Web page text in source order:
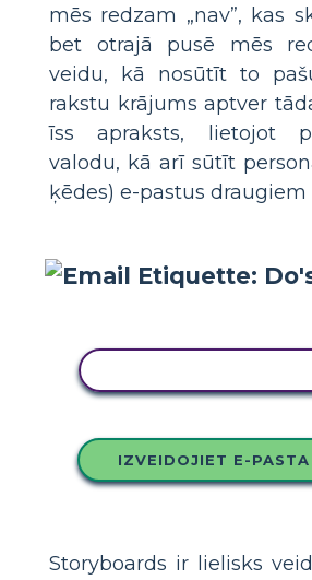
mēs redzam „nav”, kas
bet otrajā pusē mēs
veidu, kā nosūtīt to
rakstu krājums aptver
īss apraksts, lietojot
valodu, kā arī sūtīt
ķēdes) e-pastus
IZVEIDOJIET E-
Storyboards ir lielisks